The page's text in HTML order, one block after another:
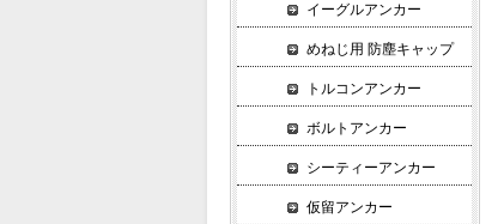
イーグルアンカー
めねじ用 防塵キャップ
トルコンアンカー
ボルトアンカー
シーティーアンカー
仮留アンカー